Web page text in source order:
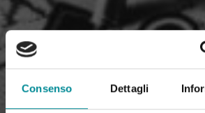
Consenso Dettagli